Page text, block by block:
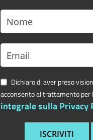
Dichiaro di aver preso
acconsento al trattamento
integrale sulla Privacy